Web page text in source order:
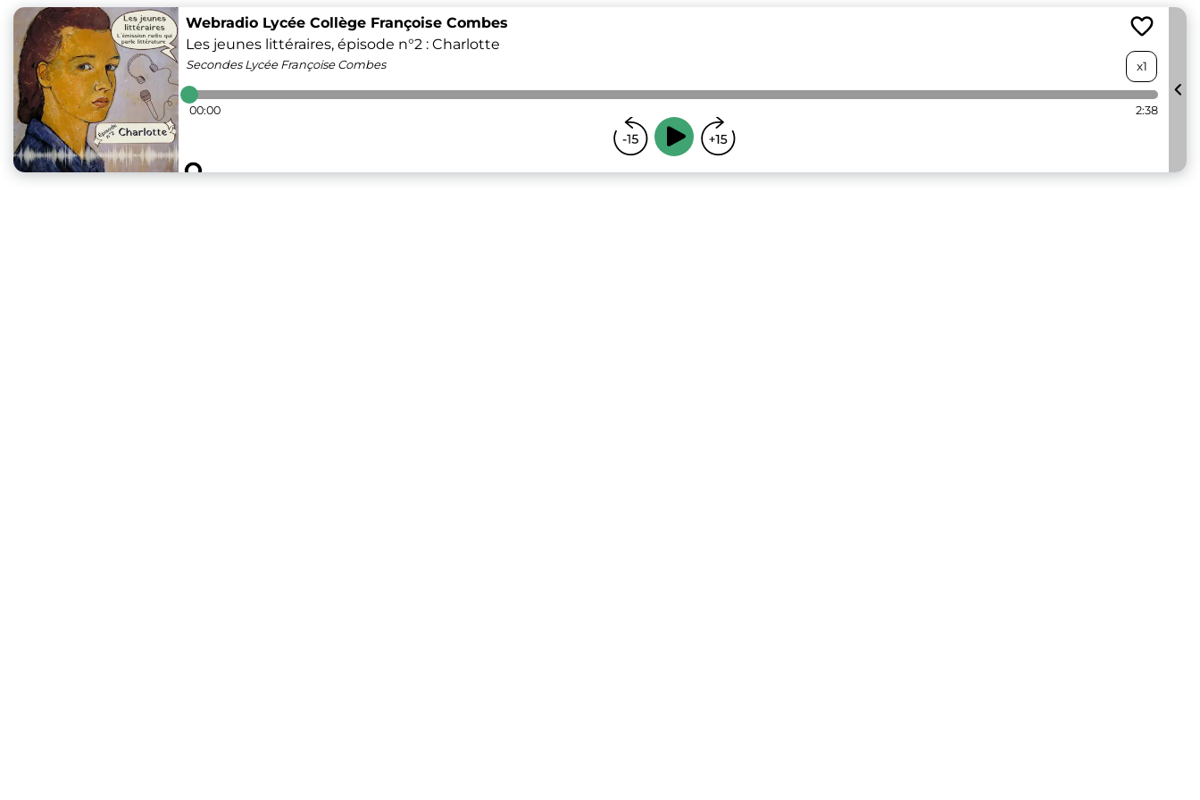
Webradio Lycée Collège Françoise Combes
Les jeunes littéraires, épisode n°2 : Charlotte
Secondes Lycée Françoise Combes x1
00:00 2:38
...